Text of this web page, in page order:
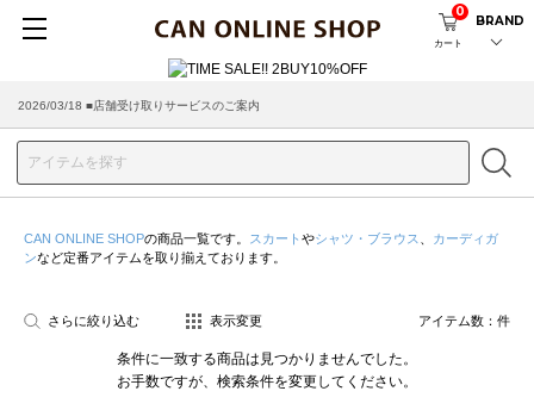
カート
0
BRAND
2026/03/18 ■店舗受け取りサービスのご案内
CAN ONLINE SHOPの商品一覧です。 スカート やシャツ・ブラウス
カーディガ
ンなど定番アイテムを取り揃えております。
さらに絞り込む 表示変更 アイテム数： 件
条件に一致する商品は見つかりませんでした。
お手数ですが、検索条件を変更してください。